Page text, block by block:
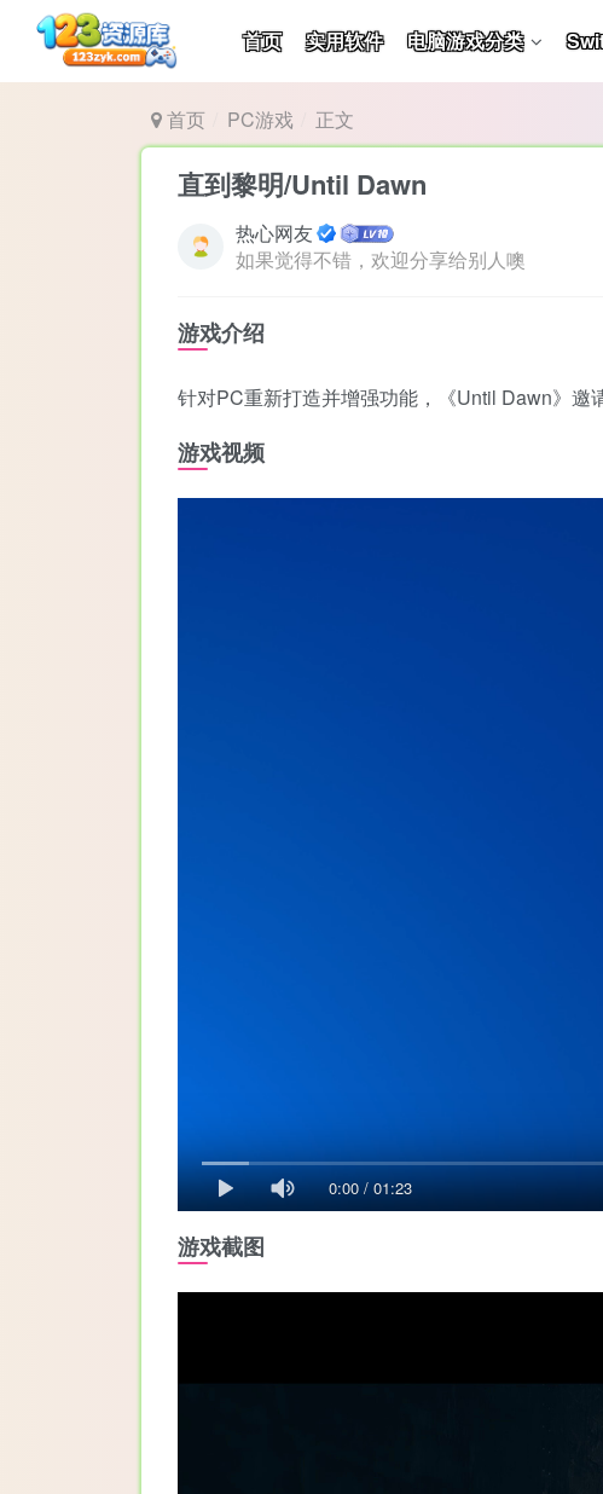
首页 实用软件 电脑游戏分类
首页 PC游戏 正文
直到黎明/Until Dawn
热心网友
如果觉得不错，欢迎分享给别人噢
游戏介绍
针对PC重新打造并增强功能，《Until Dawn》邀
游戏视频
0:00/ 01:23
游戏截图